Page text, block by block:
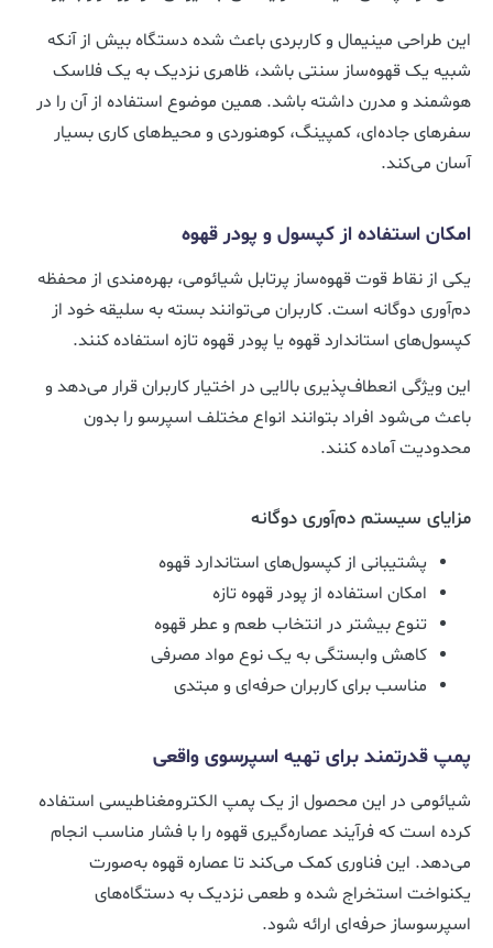
این طراحی مینیمال و کاربردی باعث شده دستگاه بیش از آنکه
شبیه یک قهوه‌ساز سنتی باشد، ظاهری نزدیک به یک فلاسک
هوشمند و مدرن داشته باشد. همین موضوع استفاده از آن را در
سفرهای جاده‌ای، کمپینگ، کوهنوردی و محیط‌های کاری بسیار
آسان می‌کند.
امکان استفاده از کپسول و پودر قهوه
یکی از نقاط قوت قهوه‌ساز پرتابل شیائومی، بهره‌مندی از محفظه
دم‌آوری دوگانه است. کاربران می‌توانند بسته به سلیقه خود از
کپسول‌های استاندارد قهوه یا پودر قهوه تازه استفاده کنند.
این ویژگی انعطاف‌پذیری بالایی در اختیار کاربران قرار می‌دهد و
باعث می‌شود افراد بتوانند انواع مختلف اسپرسو را بدون
محدودیت آماده کنند.
مزایای سیستم دم‌آوری دوگانه
پشتیبانی از کپسول‌های استاندارد قهوه
امکان استفاده از پودر قهوه تازه
تنوع بیشتر در انتخاب طعم و عطر قهوه
کاهش وابستگی به یک نوع مواد مصرفی
مناسب برای کاربران حرفه‌ای و مبتدی
پمپ قدرتمند برای تهیه اسپرسوی واقعی
شیائومی در این محصول از یک پمپ الکترومغناطیسی استفاده
کرده است که فرآیند عصاره‌گیری قهوه را با فشار مناسب انجام
می‌دهد. این فناوری کمک می‌کند تا عصاره قهوه به‌صورت
یکنواخت استخراج شده و طعمی نزدیک به دستگاه‌های
اسپرسوساز حرفه‌ای ارائه شود.